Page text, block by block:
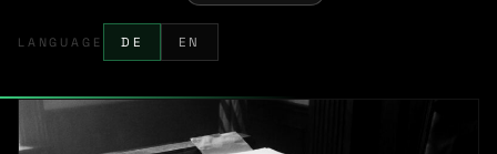
LANGUAGE DE EN